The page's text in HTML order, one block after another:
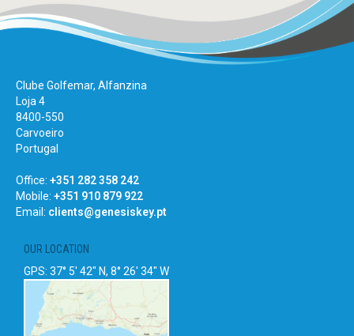
Clube Golfemar, Alfanzina
Loja 4
8400-550
Carvoeiro
Portugal
Office: +351 282 358 242
Mobile: +351 910 879 922
Email: clients@genesiskey.pt
OUR LOCATION
GPS: 37° 5' 42" N, 8° 26' 34" W